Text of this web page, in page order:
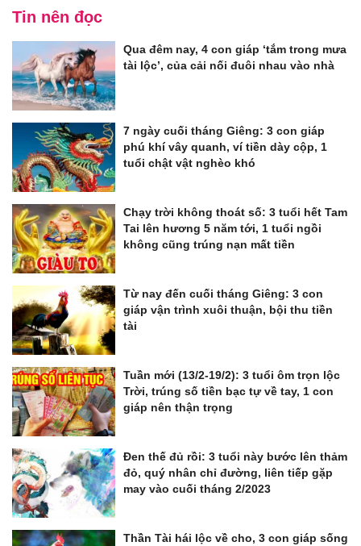
Tin nên đọc
Qua đêm nay, 4 con giáp ‘tắm trong mưa
tài lộc’, của cải nối đuôi nhau vào nhà
7 ngày cuối tháng Giêng: 3 con giáp
phú khí vây quanh, ví tiền dày cộp, 1
tuổi chật vật nghèo khó
Chạy trời không thoát số: 3 tuổi hết Tam
Tai lên hương 5 năm tới, 1 tuổi ngồi
không cũng trúng nạn mất tiền
Từ nay đến cuối tháng Giêng: 3 con
giáp vận trình xuôi thuận, bội thu tiền
tài
Tuần mới (13/2-19/2): 3 tuổi ôm trọn lộc
Trời, trúng số tiền bạc tự về tay, 1 con
giáp nên thận trọng
Đen thế đủ rồi: 3 tuổi này bước lên thảm
đỏ, quý nhân chỉ đường, liên tiếp gặp
may vào cuối tháng 2/2023
Thần Tài hái lộc về cho, 3 con giáp sống